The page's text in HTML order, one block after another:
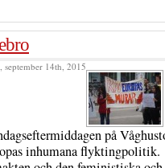
september 14th, 2015
på
inhumana flyktingpolitik.